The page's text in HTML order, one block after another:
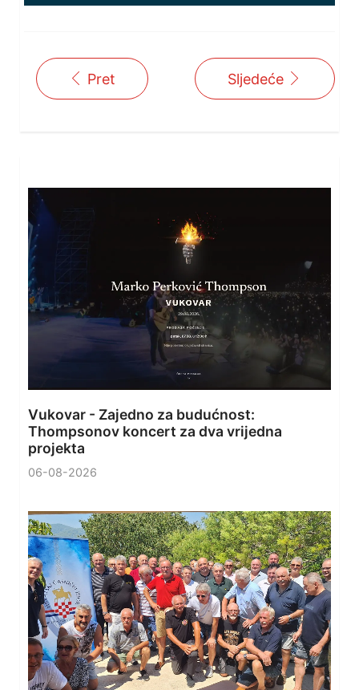
Pret Sljedeće
Vukovar - Zajedno za budućnost:
Thompsonov koncert za dva vrijedna
projekta
06-08-2026